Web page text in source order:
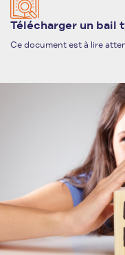
Télécharger un bail
Ce document est à lire